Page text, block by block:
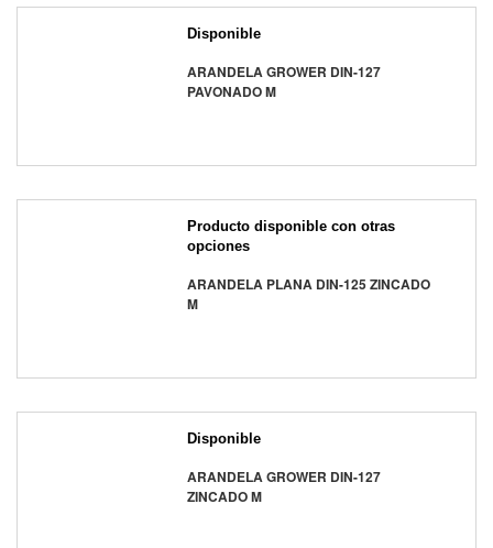
Disponible
ARANDELA GROWER DIN-127
PAVONADO M
Producto disponible con otras
opciones
ARANDELA PLANA DIN-125 ZINCADO
M
Disponible
ARANDELA GROWER DIN-127
ZINCADO M